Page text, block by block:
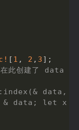
[ 1 , 2 , 3 ] ;
此创建了 data 的
data,
data; let x =